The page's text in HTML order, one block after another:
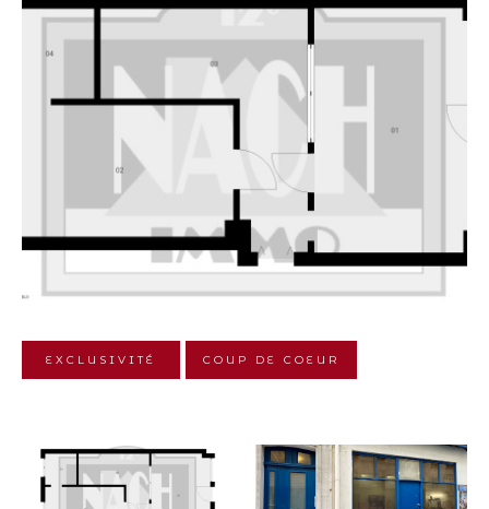
EXCLUSIVITÉ COUP DE COEUR
Budget
2
Localisation
AFFINER LES
Parking Terrasse Piscine